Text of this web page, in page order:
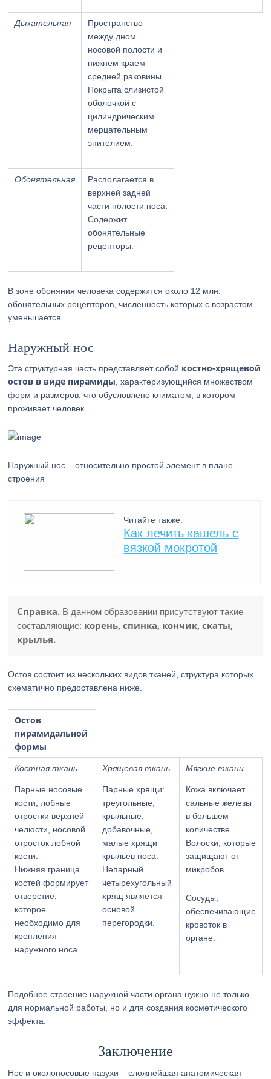
Дыхательная
Пространство
между дном
носовой полости и
нижнем краем
средней раковины.
Покрыта слизистой
оболочкой с
цилиндрическим
мерцательным
эпителием.
Обонятельная
Располагается в
верхней задней
части полости носа.
Содержит
обонятельные
рецепторы.
В зоне обоняния человека содержится около 12 млн.
обонятельных рецепторов, численность которых с возрастом
уменьшается.
Наружный нос
Эта структурная часть представляет собой костно-хрящевой
остов в виде пирамиды , характеризующийся множеством
форм и размеров, что обусловлено климатом, в котором
проживает человек.
Наружный нос – относительно простой элемент в плане
строения
Читайте также:
Как лечить кашель с
вязкой мокротой
Справка. В данном образовании присутствуют такие
составляющие: корень, спинка, кончик, скаты,
крылья.
Остов состоит из нескольких видов тканей, структура которых
схематично предоставлена ниже.
Остов
пирамидальной
формы
Костная ткань Хрящевая ткань Мягкие ткани
Парные носовые
кости, лобные
отростки верхней
челюсти, носовой
отросток лобной
кости.
Нижняя граница
костей формирует
отверстие,
которое
необходимо для
крепления
наружного носа.
Парные хрящи:
треугольные,
крыльные,
добавочные,
малые хрящи
крыльев носа.
Непарный
четырехугольный
хрящ является
основой
перегородки.
Кожа включает
сальные железы
в большем
количестве.
Волоски, которые
защищают от
микробов.
Сосуды,
обеспечивающие
кровоток в
органе.
Подобное строение наружной части органа нужно не только
для нормальной работы, но и для создания косметического
эффекта.
Заключение
Нос и околоносовые пазухи – сложнейшая анатомическая